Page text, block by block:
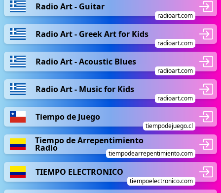
Radio Art - Guitar
radioart.com
Radio Art - Greek Art for Kids
radioart.com
Radio Art - Acoustic Blues
radioart.com
Radio Art - Music for Kids
radioart.com
Tiempo de Juego
tiempodejuego.cl
Tiempo de Arrepentimiento
Radio
tiempodearrepentimiento.com
TIEMPO ELECTRONICO
tiempoelectronico.com